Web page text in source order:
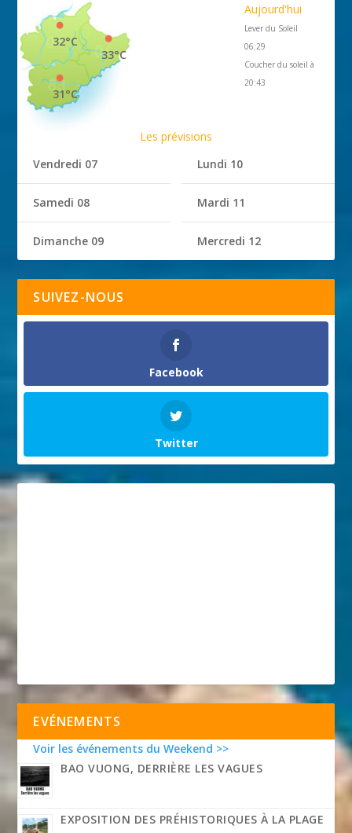
33°C
32°C
31°C
Aujourd'hui
Lever du Soleil
06:29
Coucher du soleil à
20:43
Les prévisions
Vendredi 07
Samedi 08
Dimanche 09
Lundi 10
Mardi 11
Mercredi 12
SUIVEZ-NOUS
Facebook
Twitter
EVÉNEMENTS
Voir les événements du Weekend >>
BAO VUONG, DERRIÈRE LES VAGUES
EXPOSITION DES PRÉHISTORIQUES À LA PLAGE